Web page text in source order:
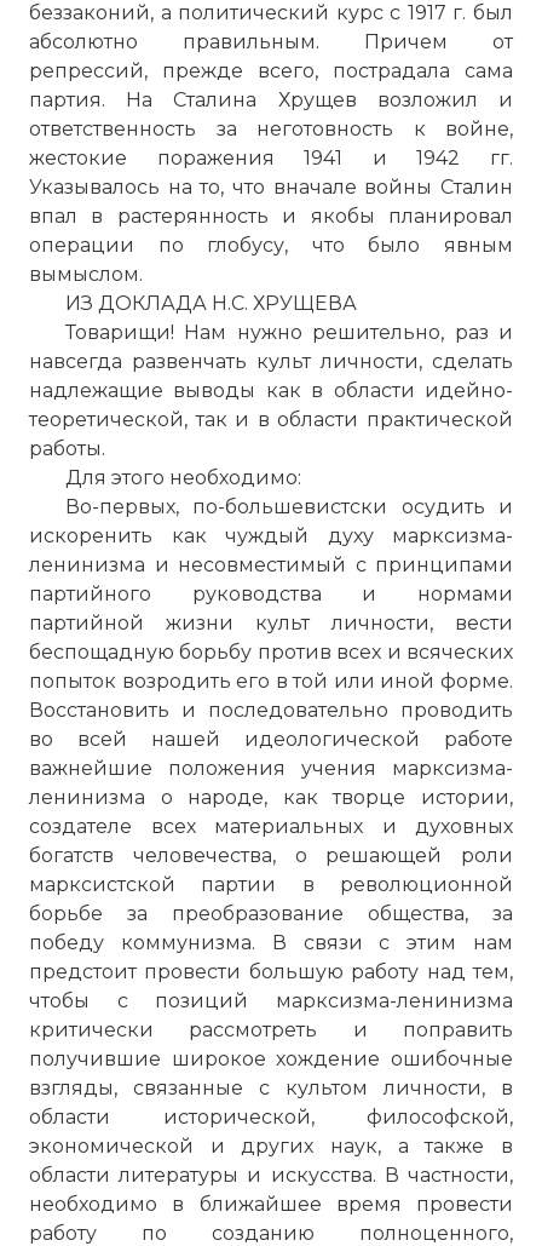
беззаконий, а политический курс с 1917 г. был
абсолютно правильным. Причем от
репрессий, прежде всего, пострадала сама
партия. На Сталина Хрущев возложил и
ответственность за неготовность к войне,
жестокие поражения 1941 и 1942 гг.
Указывалось на то, что вначале войны Сталин
впал в растерянность и якобы планировал
операции по глобусу, что было явным
вымыслом.
ИЗ ДОКЛАДА Н.С. ХРУЩЕВА
Товарищи! Нам нужно решительно, раз и
навсегда развенчать культ личности, сделать
надлежащие выводы как в области идейно-
теоретической, так и в области практической
работы.
Для этого необходимо:
Во-первых, по-большевистски осудить и
искоренить как чуждый духу марксизма-
ленинизма и несовместимый с принципами
партийного руководства и нормами
партийной жизни культ личности, вести
беспощадную борьбу против всех и всяческих
попыток возродить его в той или иной форме.
Восстановить и последовательно проводить
во всей нашей идеологической работе
важнейшие положения учения марксизма-
ленинизма о народе, как творце истории,
создателе всех материальных и духовных
богатств человечества, о решающей роли
марксистской партии в революционной
борьбе за преобразование общества, за
победу коммунизма. В связи с этим нам
предстоит провести большую работу над тем,
чтобы с позиций марксизма-ленинизма
критически рассмотреть и поправить
получившие широкое хождение ошибочные
взгляды, связанные с культом личности, в
области исторической, философской,
экономической и других наук, а также в
области литературы и искусства. В частности,
необходимо в ближайшее время провести
работу по созданию полноценного,